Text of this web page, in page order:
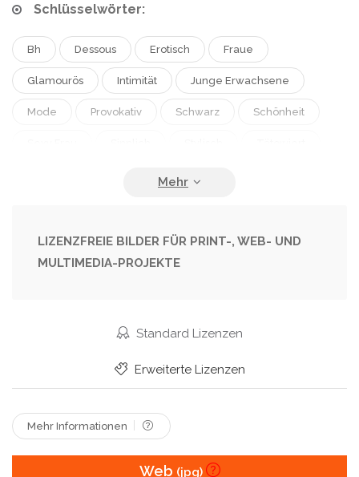
Schlüsselwörter:
Bh Dessous Erotisch Fraue
Glamourös Intimität Junge Erwachsene
Mode Provokativ Schwarz Schönheit
LIZENZFREIE BILDER FÜR PRINT-, WEB- UND
MULTIMEDIA-PROJEKTE
Standard Lizenzen
Erweiterte Lizenzen
Mehr Informationen
Web (jpg)